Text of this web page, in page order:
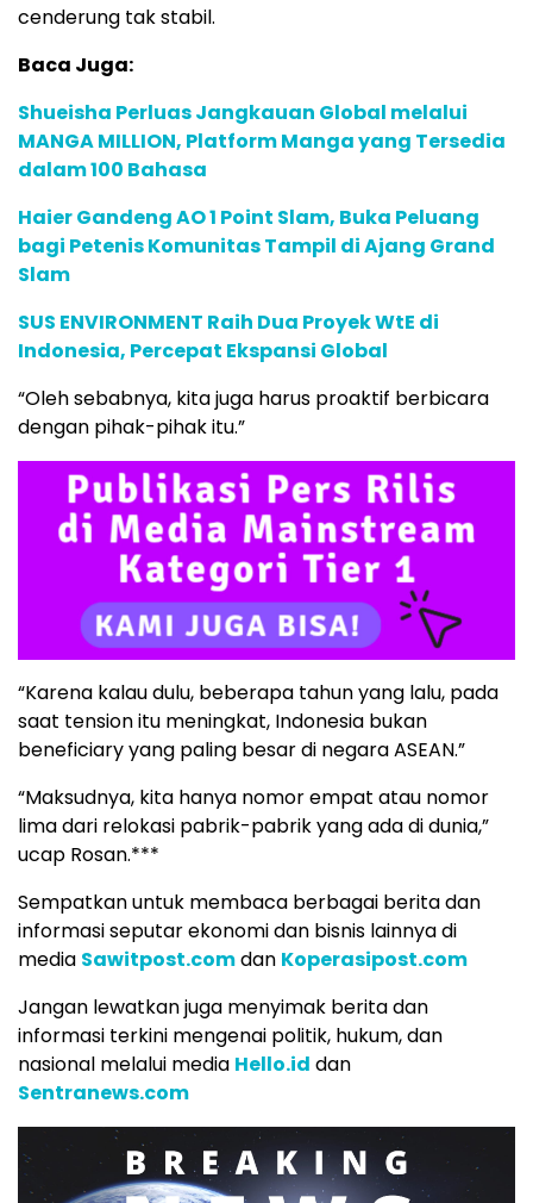
cenderung tak stabil.
Baca Juga:
Shueisha Perluas Jangkauan Global melalui
MANGA MILLION, Platform Manga yang Tersedia
dalam 100 Bahasa
Haier Gandeng AO 1 Point Slam, Buka Peluang
bagi Petenis Komunitas Tampil di Ajang Grand
Slam
SUS ENVIRONMENT Raih Dua Proyek WtE di
Indonesia, Percepat Ekspansi Global
“Oleh sebabnya, kita juga harus proaktif berbicara
dengan pihak-pihak itu.”
“Karena kalau dulu, beberapa tahun yang lalu, pada
saat tension itu meningkat, Indonesia bukan
beneficiary yang paling besar di negara ASEAN.”
“Maksudnya, kita hanya nomor empat atau nomor
lima dari relokasi pabrik-pabrik yang ada di dunia,”
ucap Rosan.***
Sempatkan untuk membaca berbagai berita dan
informasi seputar ekonomi dan bisnis lainnya di
media Sawitpost.comdan Koperasipost.com
Jangan lewatkan juga menyimak berita dan
informasi terkini mengenai politik, hukum, dan
nasional melalui media Hello.id dan
Sentranews.com